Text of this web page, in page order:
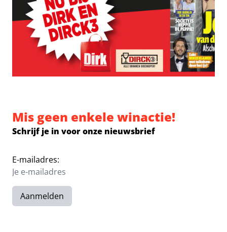
Mis geen enkele winactie!
Schrijf je in voor onze nieuwsbrief
E-mailadres:
Aanmelden